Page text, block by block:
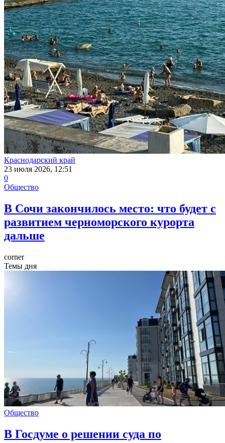
Краснодарский край
23 июля 2026, 12:51
0
Общество
В Сочи закончилось место: что будет с
развитием черноморского курорта
дальше
corner
Темы дня
Общество
В Госдуме о решении суда по